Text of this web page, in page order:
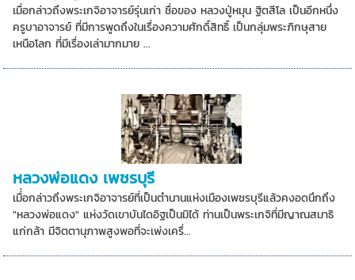
เมื่อกล่าวถึงพระเกจิอาจารย์รุ่นเก่า ชื่อของ หลวงปู่หมุน ฐิตสีโล เป็นอีกหนึ่ง
ครูบาอาจารย์ ที่มีการพูดถึงในเรื่องความศักดิ์สิทธิ์ เป็นกลุ่มพระภิกษุสาย
เหนือโลก ที่มีเรื่องเล่ามากมาย ...
หลวงพ่อแดง เพชรบุรี
เมื่่อกล่าวถึงพระเกจิอาจารย์ที่เป็นตำนานแห่งเมืองเพชรบุรีแล้วคงอดนึกถึง
"หลวงพ่อแดง" แห่งวัดเขาบันไดอิฐเป็นมิได้ ท่านเป็นพระเกจิที่มีญาณสมาธิ
แก่กล้า มีจิตตานุภาพสูงพอที่จะเพ่งเครื่...